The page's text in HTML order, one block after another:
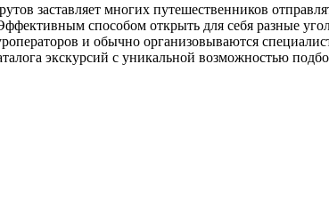
заставляет многих путешественников
способом открыть для себя разные
и обычно организовываются
экскурсий с уникальной возможностью